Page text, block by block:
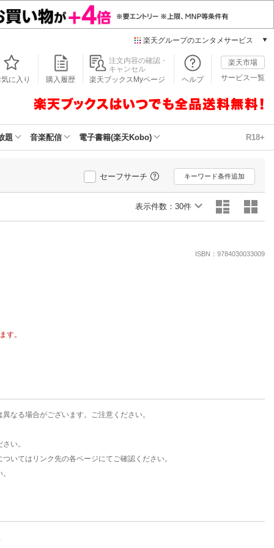
楽天グループのエンタメサービス
本/ゲーム/CD/DVD
楽天ブックス
楽天Kobo
動画配信
楽天TV
動画配信ガイド
気に入り 購入履歴
注文内容の確認・
キャンセル
楽天ブックスMyページ
ヘルプ
楽天市場
サービス一覧
題 音楽配信 電子書籍(楽天Kobo) R18+
セーフサーチ キーワード条件追加
表示件数： 30件
ISBN：9784030033009
す。
なる場合がございます。ご注意ください。
い。
いてはリンク先の各ページにてご確認ください。